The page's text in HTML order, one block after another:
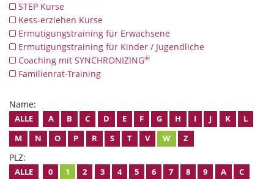
STEP Kurse
Kess-erziehen Kurse
Ermutigungstraining für Erwachsene
Ermutigungstraining für Kinder / Jugendliche
Coaching mit SYNCHRONIZING®
Familienrat-Training
Name:
ALLE A B C D E F G H I J K
L
M
N O P R S T V W Z
PLZ:
ALLE 0 1 2 3 4 5 6 7 8 9 A
C